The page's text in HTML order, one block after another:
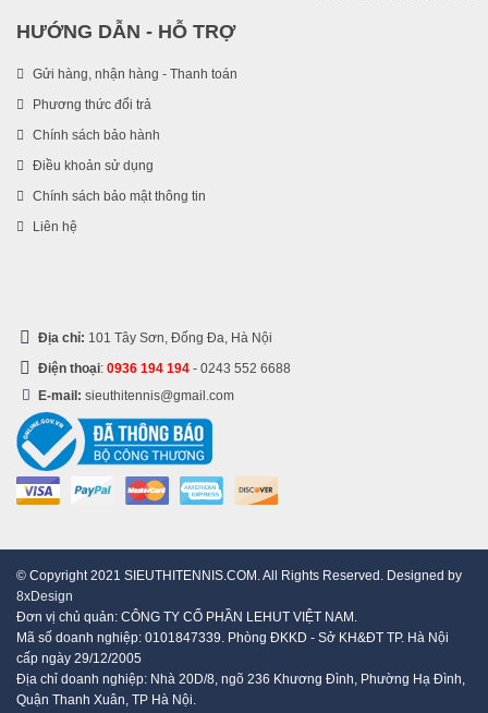
HƯỚNG DẪN - HỖ TRỢ
Gửi hàng, nhận hàng - Thanh toán
Phương thức đổi trả
Chính sách bảo hành
Điều khoản sử dụng
Chính sách bảo mật thông tin
Liên hệ
Địa chỉ: 101 Tây Sơn, Đống Đa, Hà Nội
Điện thoại: 0936 194 194 - 0243 552 6688
E-mail: sieuthitennis@gmail.com
© Copyright 2021 SIEUTHITENNIS.COM. All Rights Reserved. Designed by
8xDesign
Đơn vị chủ quản: CÔNG TY CỔ PHẦN LEHUT VIỆT NAM.
Mã số doanh nghiệp: 0101847339. Phòng ĐKKD - Sở KH&ĐT TP. Hà Nội
cấp ngày 29/12/2005
Địa chỉ doanh nghiệp: Nhà 20D/8, ngõ 236 Khương Đình, Phường Hạ Đình,
Quận Thanh Xuân, TP Hà Nội.